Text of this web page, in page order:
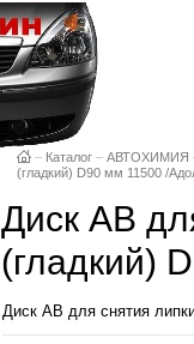
– Каталог – АВТОХИМИЯ
(гладкий) D90 мм 11500 /
Диск AB
(гладкий)
Диск AB для снятия